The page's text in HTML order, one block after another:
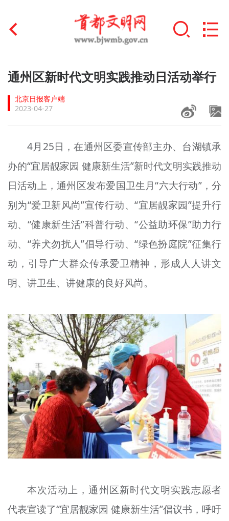
首页
文明创建
文明培育
+
未成年人思想道德建设
榜样人物
+
身边好人
文明评论
北京宣传文化引导基金
宣传思想文化人才
专题
资料库
+
通州区新时代文明实践推动日活动举行
北京日报客户端
2023-04-27
4月25日，在通州区委宣传部主办、台湖镇承
办的“宜居靓家园 健康新生活”新时代文明实践推动
日活动上，通州区发布爱国卫生月“六大行动”，分
别为“爱卫新风尚”宣传行动、“宜居靓家园”提升行
动、“健康新生活”科普行动、“公益助环保”助力行
动、“养犬勿扰人”倡导行动、“绿色扮庭院”征集行
动，引导广大群众传承爱卫精神，形成人人讲文
明、讲卫生、讲健康的良好风尚。
本次活动上，通州区新时代文明实践志愿者
代表宣读了“宜居靓家园 健康新生活”倡议书，呼吁